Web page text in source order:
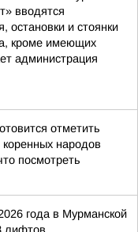
вводятся
остановки и стоянки
кроме имеющих
администрация
отметить
народов
посмотреть
года в Мурманской